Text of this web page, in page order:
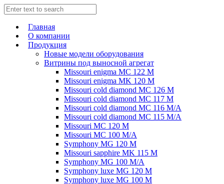
Главная
О компании
Продукция
Новые модели оборудования
Витрины под выносной агрегат
Missouri enigma MC 122 M
Missouri enigma MK 120 M
Missouri cold diamond MC 126 M
Missouri cold diamond MC 117 M
Missouri cold diamond MC 116 M/A
Missouri cold diamond MC 115 M/A
Missouri MC 120 M
Missouri MC 100 M/A
Symphony MG 120 M
Missouri sapphire MK 115 M
Symphony MG 100 M/А
Symphony luxe MG 120 M
Symphony luxe MG 100 M